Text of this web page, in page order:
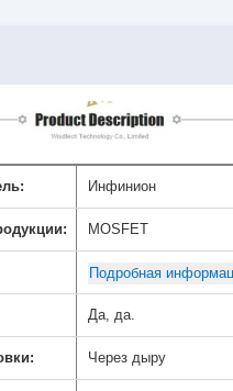
Инфинион
MOSFET
Подробная
Да, да.
Через дыру